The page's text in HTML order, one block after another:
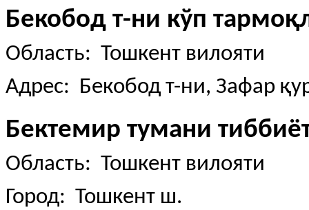
Бекобод т-ни кўп
Область: Тошкент вилояти
Адрес: Бекобод т-ни, Зафар
Бектемир тумани
Область: Тошкент вилояти
Город: Тошкент ш.